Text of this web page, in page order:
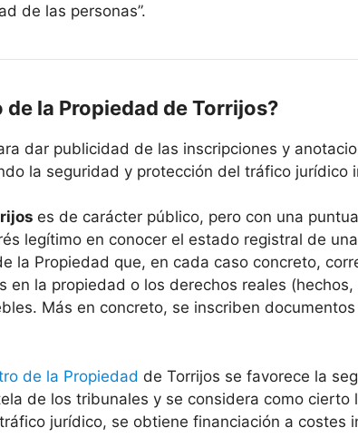
de las personas”.
la Propiedad de Torrijos?
dar publicidad de las inscripciones y
la seguridad y protección del tráfico jurídico
es de carácter público, pero con una
legítimo en conocer el estado registral de
la Propiedad que, en cada caso concreto,
en la propiedad o los derechos reales
Más en concreto, se inscriben
de la Propiedad de Torrijos se favorece la
de los tribunales y se considera como cierto
jurídico, se obtiene financiación a costes